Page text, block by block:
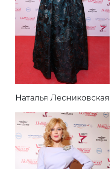
Наталья Лесниковская